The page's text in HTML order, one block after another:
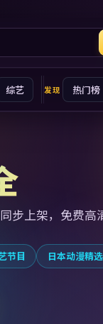
综艺 发现 热门榜
步上架，免费高
节目 日本动漫精选